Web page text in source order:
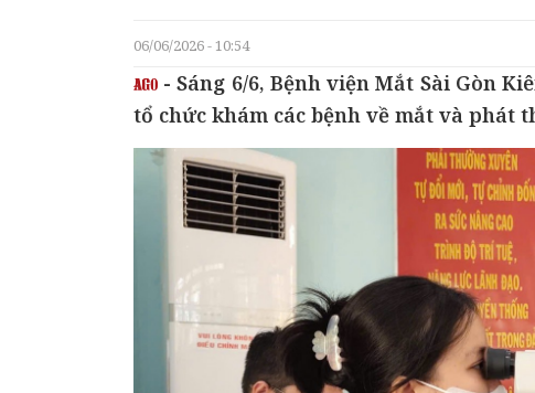
06/06/2026 - 10:54
- Sáng 6/6, Bệnh viện Mắt Sài Gòn
tổ chức khám các bệnh về mắt và phát